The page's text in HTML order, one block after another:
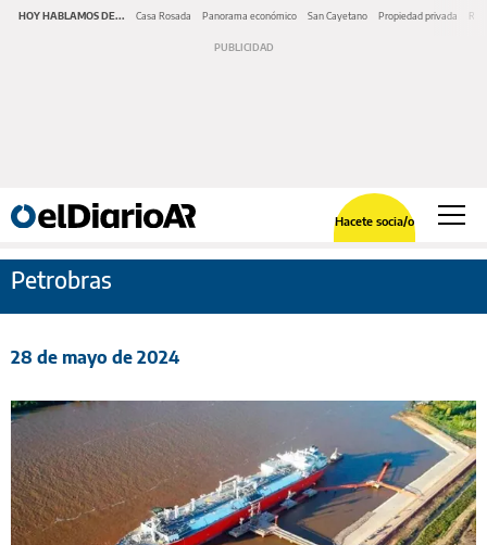
HOY HABLAMOS DE... Casa Rosada Panorama económico San Cayetano Propiedad privada
Hacete socia/o
Petrobras
28 de mayo de 2024